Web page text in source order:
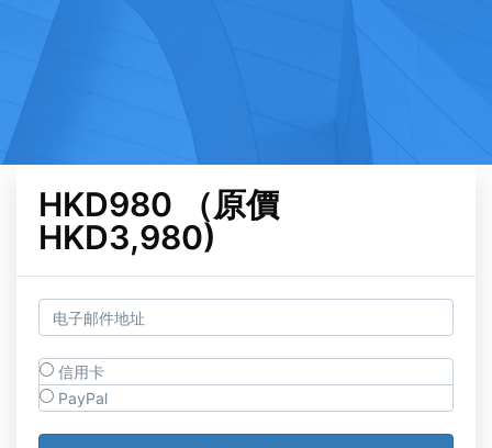
HKD980 （原價
HKD3,980)
信用卡
PayPal